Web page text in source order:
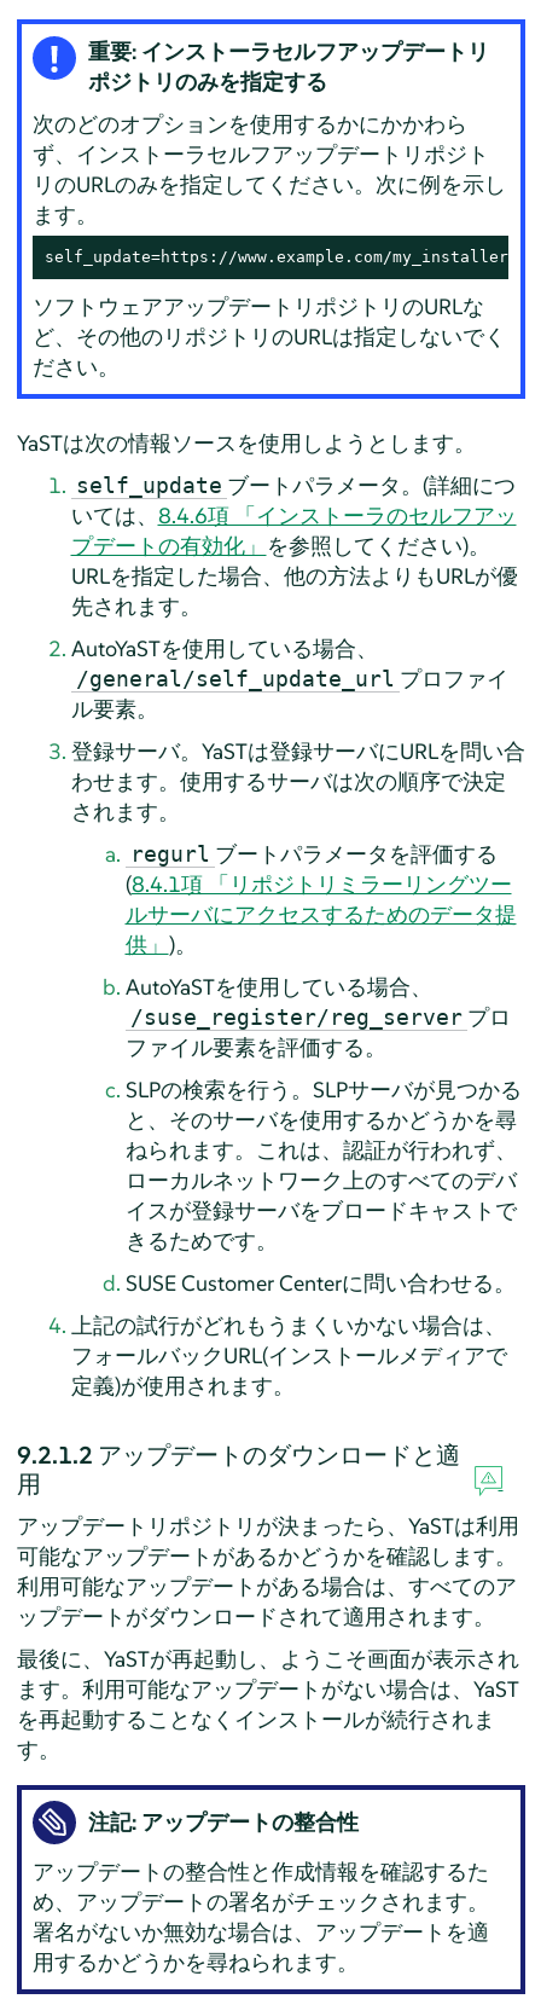
重要: インストーラセルフアップデートリ
ポジトリのみを指定する
次のどのオプションを使用するかにかかわら
ず、インストーラセルフアップデートリポジト
リのURLのみを指定してください。次に例を示し
ます。
self_update=https://www.example.com/
ソフトウェアアップデートリポジトリのURLな
ど、その他のリポジトリのURLは指定しないでく
ださい。
YaSTは次の情報ソースを使用しようとします。
self_update ブートパラメータ。(詳細につ
いては、 8.4.6項 「インストーラのセルフアッ
プデートの有効化」 を参照してください)。
URLを指定した場合、他の方法よりもURLが優
先されます。
AutoYaSTを使用している場合、
/general/self_update_url プロファイ
ル要素。
登録サーバ。YaSTは登録サーバにURLを問い合
わせます。使用するサーバは次の順序で決定
されます。
regurl ブートパラメータを評価する
(8.4.1項 「リポジトリミラーリングツー
ルサーバにアクセスするためのデータ提
供」 )。
AutoYaSTを使用している場合、
/suse_register/reg_server プロ
ファイル要素を評価する。
SLPの検索を行う。SLPサーバが見つかる
と、そのサーバを使用するかどうかを尋
ねられます。これは、認証が行われず、
ローカルネットワーク上のすべてのデバ
イスが登録サーバをブロードキャストで
きるためです。
SUSE Customer Centerに問い合わせる。
上記の試行がどれもうまくいかない場合は、
フォールバックURL(インストールメディアで
定義)が使用されます。
9.2.1.2 アップデートのダウンロードと適
用
アップデートリポジトリが決まったら、YaSTは利用
可能なアップデートがあるかどうかを確認します。
利用可能なアップデートがある場合は、すべてのア
ップデートがダウンロードされて適用されます。
最後に、YaSTが再起動し、ようこそ画面が表示され
ます。利用可能なアップデートがない場合は、YaST
を再起動することなくインストールが続行されま
す。
注記: アップデートの整合性
アップデートの整合性と作成情報を確認するた
め、アップデートの署名がチェックされます。
署名がないか無効な場合は、アップデートを適
用するかどうかを尋ねられます。